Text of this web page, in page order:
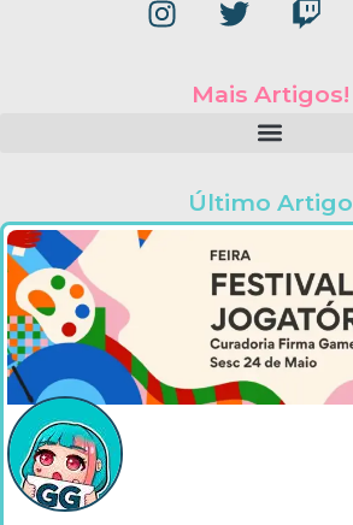
Mais Artigos!
Último Artigo